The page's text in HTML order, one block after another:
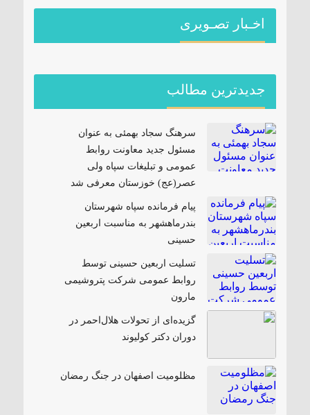
اخـبار تصـویری
جدیدترین مطالب
سرهنگ سجاد بهمئی به عنوان
مسئول جدید معاونت روابط
عمومی و تبلیغات سپاه ولی
عصر(عج) خوزستان معرفی شد
پیام فرمانده سپاه شهرستان
بندرماهشهر به مناسبت اربعین
حسینی
تسلیت اربعین حسینی توسط
روابط عمومی شرکت پتروشیمی
مارون
گزیده‌ای از تحولات هلال‌احمر در
دوران دکتر کولیوند
مظلومیت اصفهان در جنگ رمضان